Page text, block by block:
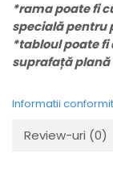
*rama poate fi
specială pentru
*tabloul poate fi
suprafață plană
Informatii
Review-uri (0)